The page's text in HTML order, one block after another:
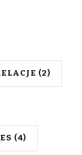
(2)
(4)